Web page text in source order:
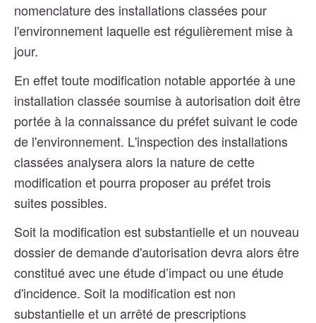
nomenclature des installations classées pour
l'environnement laquelle est régulièrement mise à
jour.
En effet toute modification notable apportée à une
installation classée soumise à autorisation doit être
portée à la connaissance du préfet suivant le code
de l'environnement. L'inspection des installations
classées analysera alors la nature de cette
modification et pourra proposer au préfet trois
suites possibles.
Soit la modification est substantielle et un nouveau
dossier de demande d'autorisation devra alors être
constitué avec une étude d’impact ou une étude
d'incidence. Soit la modification est non
substantielle et un arrêté de prescriptions